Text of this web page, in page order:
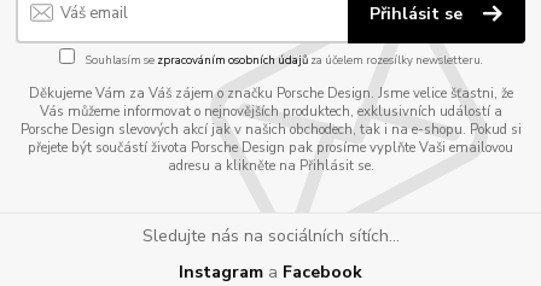
Přihlásit se
Souhlasím se zpracováním osobních údajůza účelem rozesílky newsletteru.
Děkujeme Vám za Váš zájem o značku Porsche Design. Jsme velice šťastni, že
Vás můžeme informovat o nejnovějších produktech, exklusivních událostí a
Porsche Design slevových akcí jak v našich obchodech, tak i na e-shopu. Pokud si
přejete být součástí života Porsche Design pak prosíme vyplňte Vaši emailovou
adresu a klikněte na Přihlásit se.
Sledujte nás na sociálních sítích...
Instagram a Facebook